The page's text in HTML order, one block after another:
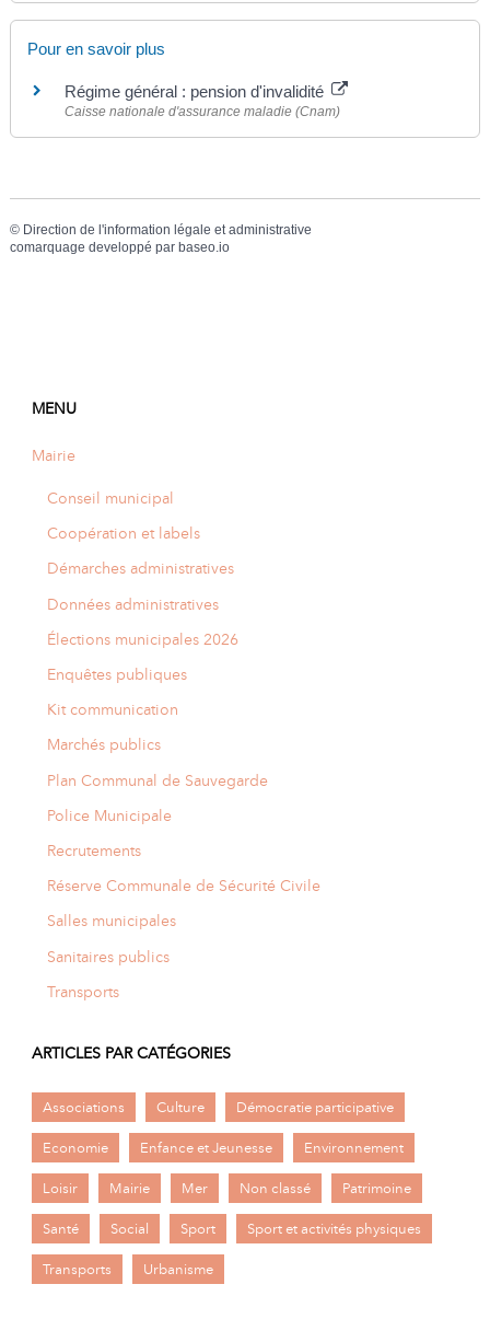
Pour en savoir plus
Régime général : pension d'invalidité
Caisse nationale d'assurance maladie (Cnam)
© Direction de l'information légale et administrative
comarquage developpé par baseo.io
MENU
Mairie
Conseil municipal
Coopération et labels
Démarches administratives
Données administratives
Élections municipales 2026
Enquêtes publiques
Kit communication
Marchés publics
Plan Communal de Sauvegarde
Police Municipale
Recrutements
Réserve Communale de Sécurité Civile
Salles municipales
Sanitaires publics
Transports
ARTICLES PAR CATÉGORIES
Associations Culture Démocratie participative
Economie Enfance et Jeunesse Environnement
Loisir Mairie Mer Non classé Patrimoine
Santé Social Sport Sport et activités physiques
Transports Urbanisme